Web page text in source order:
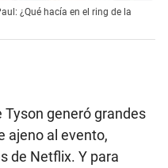
¿Qué hacía en el ring de la
Tyson generó grandes
ajeno al evento,
de Netflix. Y para